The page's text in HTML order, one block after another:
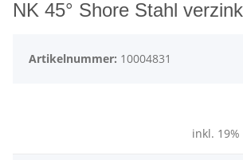
NK 45° Shore Stahl
Artikelnummer: 10004831
inkl. 19%